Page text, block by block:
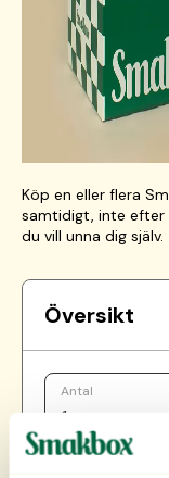
Köp en eller flera
samtidigt, inte efter
du vill unna dig själv.
Översikt
Antal